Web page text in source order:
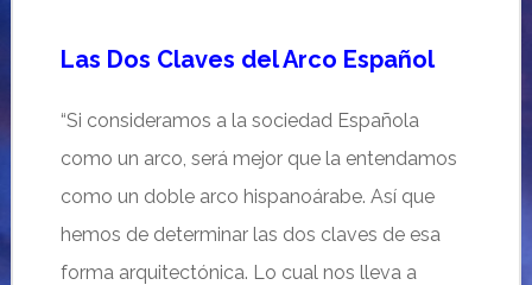
Las Dos Claves del Arco Español
“Si consideramos a la sociedad Española
como un arco, será mejor que la entendamos
como un doble arco hispanoárabe. Así que
hemos de determinar las dos claves de esa
forma arquitectónica. Lo cual nos lleva a